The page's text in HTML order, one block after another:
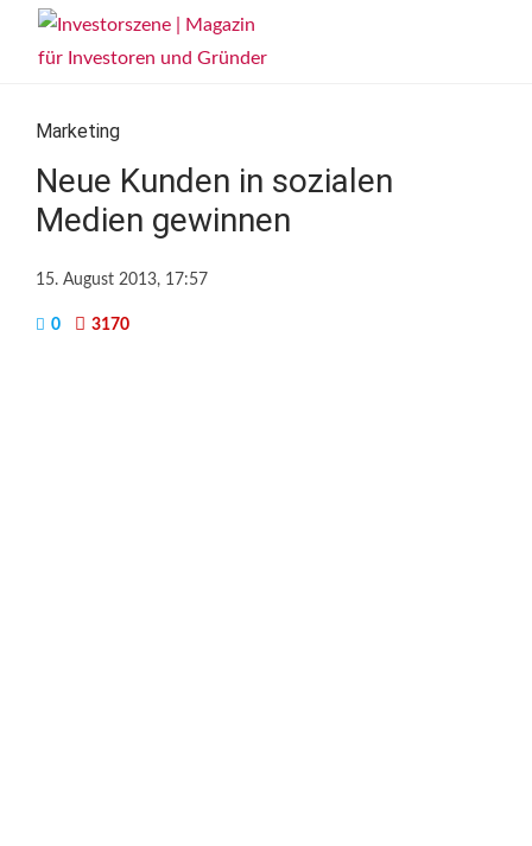
Marketing
Neue Kunden in sozialen
Medien gewinnen
15. August 2013, 17:57
0 3170